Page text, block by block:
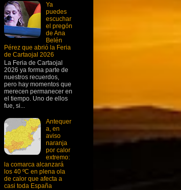
Ya
puedes
escuchar
el pregón
de Ana
Belén
Pérez que abrió la Feria
de Cartaojal 2026
La Feria de Cartaojal
2026 ya forma parte de
nuestros recuerdos,
pero hay momentos que
merecen permanecer en
el tiempo. Uno de ellos
fue, si...
Antequer
a, en
aviso
naranja
por calor
extremo:
la comarca alcanzará
los 40 ºC en plena ola
de calor que afecta a
casi toda España